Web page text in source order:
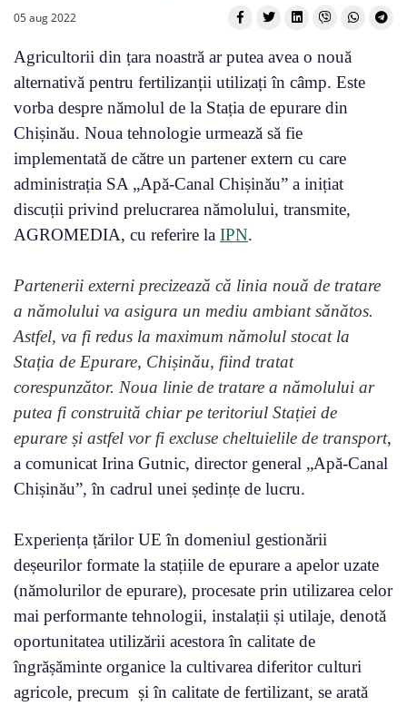
05 aug 2022
Agricultorii din țara noastră ar putea avea o nouă
alternativă pentru fertilizanții utilizați în câmp. Este
vorba despre nămolul de la Stația de epurare din
Chișinău. Noua tehnologie urmează să fie
implementată de către un partener extern cu care
administrația SA „Apă-Canal Chișinău” a inițiat
discuții privind prelucrarea nămolului, transmite,
AGROMEDIA, cu referire la IPN.
Partenerii externi precizează că linia nouă de tratare
a nămolului va asigura un mediu ambiant sănătos.
Astfel, va fi redus la maximum nămolul stocat la
Stația de Epurare, Chișinău, fiind tratat
corespunzător. Noua linie de tratare a nămolului ar
putea fi construită chiar pe teritoriul Stației de
epurare și astfel vor fi excluse cheltuielile de transport,
a comunicat Irina Gutnic, director general „Apă-Canal
Chișinău”, în cadrul unei ședințe de lucru.
Experiența țărilor UE în domeniul gestionării
deșeurilor formate la stațiile de epurare a apelor uzate
(nămolurilor de epurare), procesate prin utilizarea celor
mai performante tehnologii, instalații și utilaje, denotă
oportunitatea utilizării acestora în calitate de
îngrășăminte organice la cultivarea diferitor culturi
agricole, precum și în calitate de fertilizant, se arată